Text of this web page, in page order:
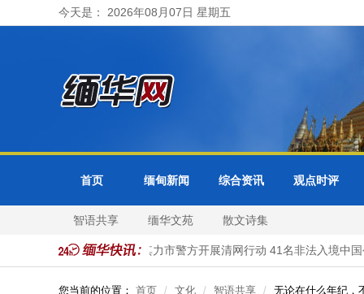
今天是： 2026年08月07日 星期五
首页 缅甸新闻 综合资讯 观点时评
智语共享 缅华文苑 散文诗集
缅甸大其力市警方开展清网行动 41名非法入境中国公
您当前的位置： 首页 文化 智语共享 无论在什么年纪，